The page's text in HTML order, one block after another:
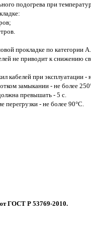
подогрева при
прокладке по категории А.
не приводит к снижению
кабелей при эксплуатации -
замыкании - не более
превышать - 5 с.
перегрузки - не более 90°С.
ГОСТ Р 53769-2010.